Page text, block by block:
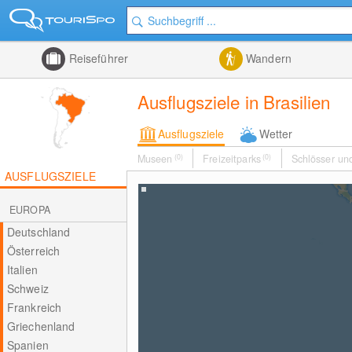
Reiseführer Wandern
Ausflugsziele in Brasilien
Ausflugsziele Wetter
Museen (0) Freizeitparks (0) Schlösser
AUSFLUGSZIELE
EUROPA
Deutschland
Österreich
Italien
Schweiz
Frankreich
Griechenland
Spanien